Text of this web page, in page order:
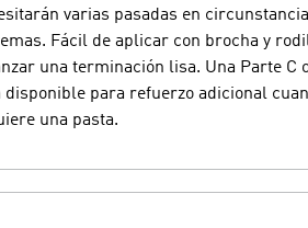
varias pasadas en
Fácil de aplicar con brocha y
una terminación lisa. Una Parte C
disponible para refuerzo adicional
una pasta.